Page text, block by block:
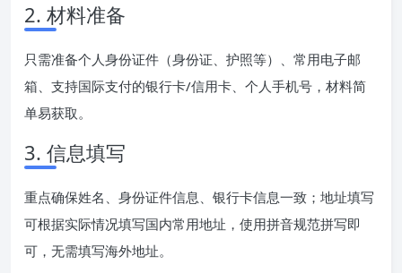
2. 材料准备
只需准备个人身份证件（身份证、护照等）、常用电子邮
箱、支持国际支付的银行卡/信用卡、个人手机号，材料简
单易获取。
3. 信息填写
重点确保姓名、身份证件信息、银行卡信息一致；地址填写
可根据实际情况填写国内常用地址，使用拼音规范拼写即
可，无需填写海外地址。